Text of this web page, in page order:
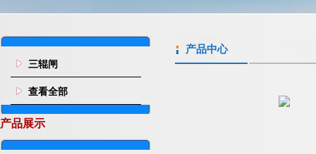
三辊闸
查看全部
产品展示
产品中心